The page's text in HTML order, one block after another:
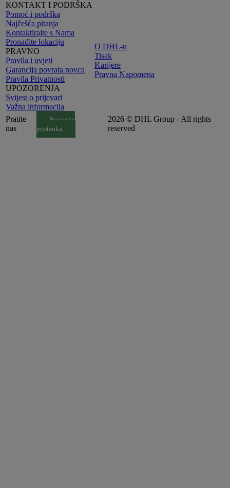
KONTAKT I PODRŠKA
Pomoć i podrška
Najčešća pitanja
Kontaktirajte s Nama
Pronađite lokaciju
PRAVNO
Pravila i uvjeti
Garancija povrata novca
Pravila Privatnosti
UPOZORENJA
Svijest o prijevari
Važna informacija
O DHL-u
Tisak
Karijere
Pravna Napomena
Pratite
nas
Postavke
pristanka
2026 © DHL Group - All rights
reserved